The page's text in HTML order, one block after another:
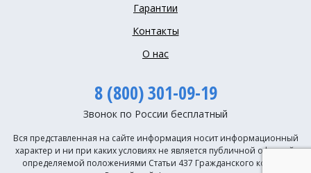
Гарантии
Контакты
О нас
8 (800) 301-09-19
Звонок по России бесплатный
Вся представленная на сайте информация носит информационный
характер и ни при каких условиях не является публичной офертой,
определяемой положениями Статьи 437 Гражданского кодекса